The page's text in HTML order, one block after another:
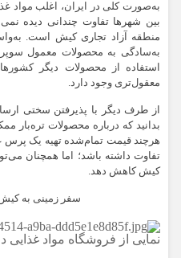
به‌صورت کلی در ایران، اغلب مواد
بین شهرها تفاوت چندانی دیده
منطقه آزاد تجاری کیش است.
به‌سادگی به محصولات معمول
استفاده از محصولات دیگر
معقول‌تری وجود دارد.
از طرف دیگر با پذیرفتن سختی
بدانید که درباره محصولات
هرچند قیمت تمام‌شده تهیه یک
تفاوت داشته باشد؛ اما همچنان
کیش کاهش دهد.
سفر زمینی به
نمایی از فروشگاه مواد غذایی